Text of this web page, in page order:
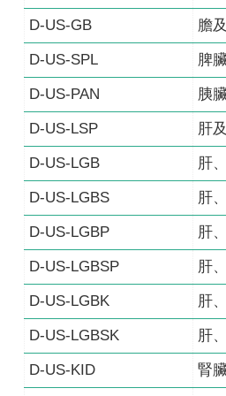
D-US-GB 膽
D-US-SPL 脾
D-US-PAN 胰
D-US-LSP 肝
D-US-LGB 肝
D-US-LGBS 肝
D-US-LGBP 肝
D-US-LGBSP 肝
D-US-LGBK 肝
D-US-LGBSK 肝
D-US-KID 腎